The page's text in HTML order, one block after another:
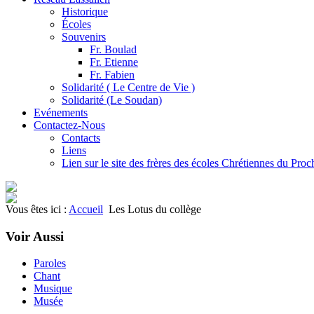
Historique
Écoles
Souvenirs
Fr. Boulad
Fr. Etienne
Fr. Fabien
Solidarité ( Le Centre de Vie )
Solidarité (Le Soudan)
Evénements
Contactez-Nous
Contacts
Liens
Lien sur le site des frères des écoles Chrétiennes du
Vous êtes ici : Accueil Les Lotus du collège
Voir Aussi
Paroles
Chant
Musique
Musée